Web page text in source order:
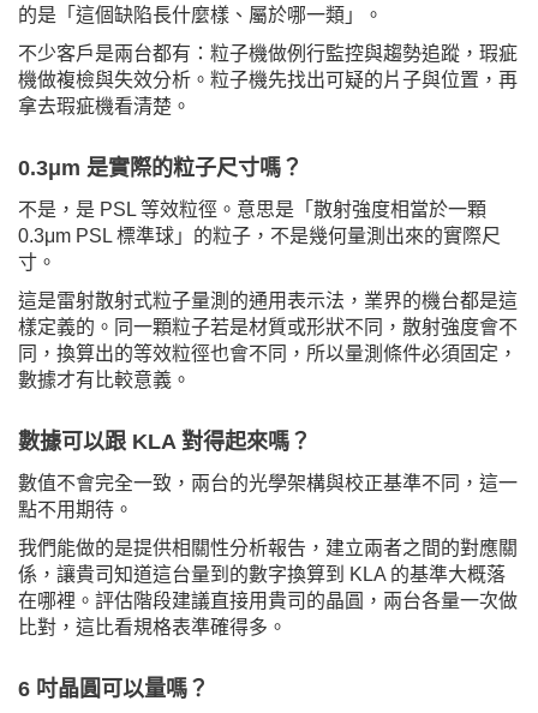
的是「這個缺陷長什麼樣、屬於哪一類」。
不少客戶是兩台都有：粒子機做例行監控與趨勢追蹤，瑕疵
機做複檢與失效分析。粒子機先找出可疑的片子與位置，再
拿去瑕疵機看清楚。
0.3μm 是實際的粒子尺寸嗎？
不是，是 PSL 等效粒徑。意思是「散射強度相當於一顆
0.3μm PSL 標準球」的粒子，不是幾何量測出來的實際尺
寸。
這是雷射散射式粒子量測的通用表示法，業界的機台都是這
樣定義的。同一顆粒子若是材質或形狀不同，散射強度會不
同，換算出的等效粒徑也會不同，所以量測條件必須固定，
數據才有比較意義。
數據可以跟 KLA 對得起來嗎？
數值不會完全一致，兩台的光學架構與校正基準不同，這一
點不用期待。
我們能做的是提供相關性分析報告，建立兩者之間的對應關
係，讓貴司知道這台量到的數字換算到 KLA 的基準大概落
在哪裡。評估階段建議直接用貴司的晶圓，兩台各量一次做
比對，這比看規格表準確得多。
6 吋晶圓可以量嗎？